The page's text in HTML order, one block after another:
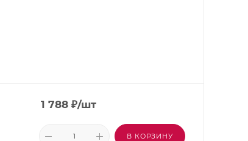
1 788 ₽/шт
В КОРЗИНУ